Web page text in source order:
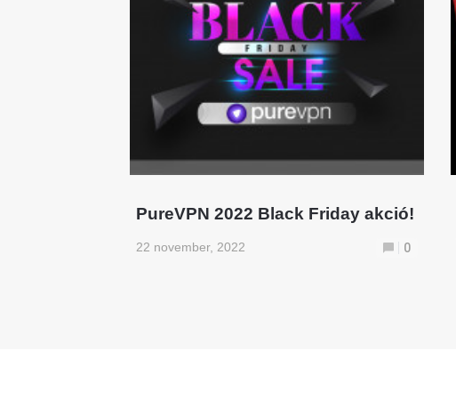
PureVPN 2022 Black Friday akció!
22 november, 2022 0